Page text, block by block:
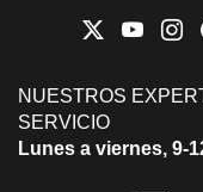
NUESTROS
SERVICIO
Lunes a viernes, 9-